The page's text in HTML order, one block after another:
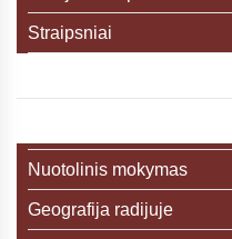
Straipsniai
Nuotolinis mokymas
Geografija radijuje